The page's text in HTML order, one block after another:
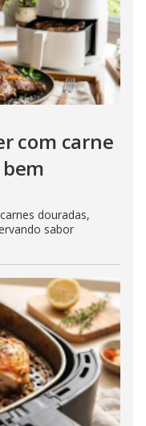
com carne
douradas,
sabor